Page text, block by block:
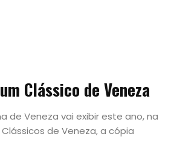
Clássico de Veneza
de Veneza vai exibir este ano, na
de Veneza, a cópia